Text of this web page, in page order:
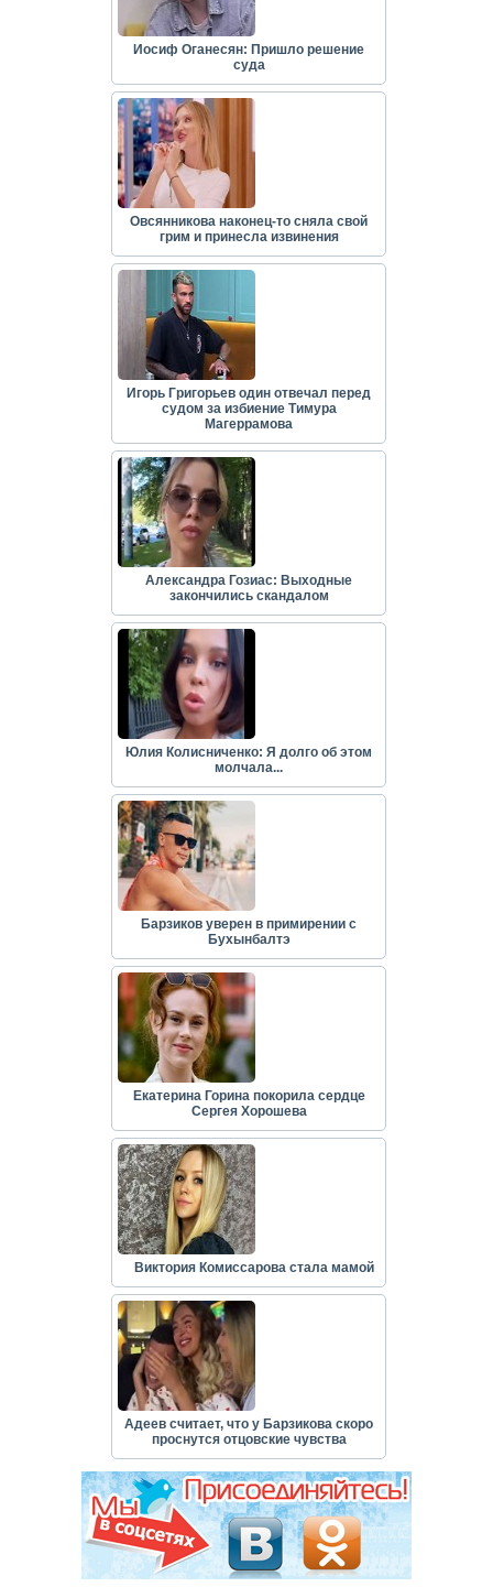
Иосиф Оганесян: Пришло решение
суда
Овсянникова наконец-то сняла свой
грим и принесла извинения
Игорь Григорьев один отвечал перед
судом за избиение Тимура
Магеррамова
Александра Гозиас: Выходные
закончились скандалом
Юлия Колисниченко: Я долго об этом
молчала...
Барзиков уверен в примирении с
Бухынбалтэ
Екатерина Горина покорила сердце
Сергея Хорошева
Виктория Комиссарова стала мамой
Адеев считает, что у Барзикова скоро
проснутся отцовские чувства